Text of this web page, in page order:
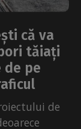
că va
tăiați
pe
de